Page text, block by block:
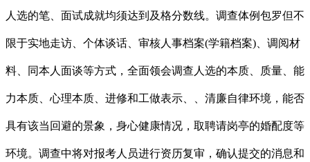
人选的笔、面试成就均须达到及格分数线。调查体例包罗但不
限于实地走访、个体谈话、审核人事档案(学籍档案)、调阅材
料、同本人面谈等方式，全面领会调查人选的本质、质量、能
力本质、心理本质、进修和工做表示、、清廉自律环境，能否
具有该当回避的景象，身心健康情况，取聘请岗亭的婚配度等
环境。调查中将对报考人员进行资历复审，确认提交的消息和